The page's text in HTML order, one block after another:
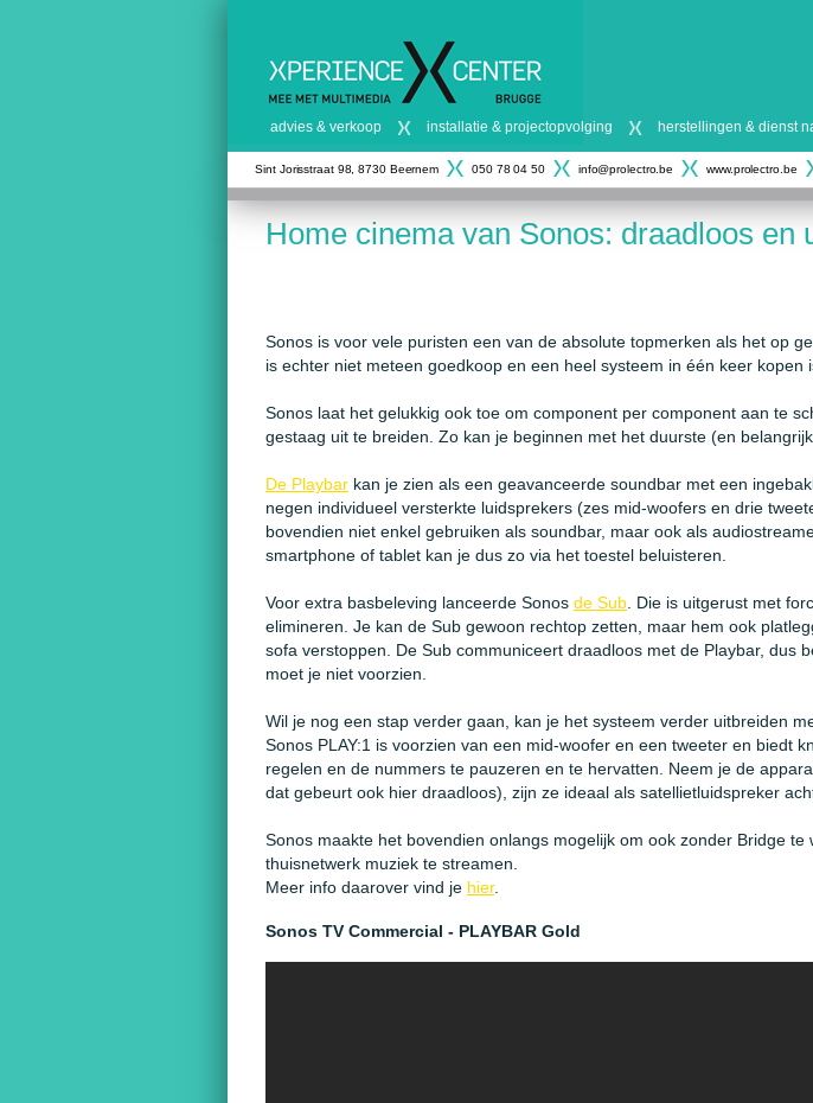
advies & verkoop installatie & projectopvolging herstellingen & dienst
Sint Jorisstraat 98, 8730 Beernem 050 78 04 50 info@prolectro.be www.prolectro.be
Home cinema van Sonos: draadloos en
Sonos is voor vele puristen een van de absolute topmerken als het op
is echter niet meteen goedkoop en een heel systeem in één keer kopen
Sonos laat het gelukkig ook toe om component per component aan te
gestaag uit te breiden. Zo kan je beginnen met het duurste (en
De Playbar kan je zien als een geavanceerde soundbar met een
negen individueel versterkte luidsprekers (zes mid-woofers en drie
bovendien niet enkel gebruiken als soundbar, maar ook als
smartphone of tablet kan je dus zo via het toestel beluisteren.
Voor extra basbeleving lanceerde Sonos de Sub . Die is uitgerust met
elimineren. Je kan de Sub gewoon rechtop zetten, maar hem ook
sofa verstoppen. De Sub communiceert draadloos met de Playbar, dus
moet je niet voorzien.
Wil je nog een stap verder gaan, kan je het systeem verder uitbreiden
Sonos PLAY:1 is voorzien van een mid-woofer en een tweeter en biedt
regelen en de nummers te pauzeren en te hervatten. Neem je de
dat gebeurt ook hier draadloos), zijn ze ideaal als satellietluidspreker
Sonos maakte het bovendien onlangs mogelijk om ook zonder Bridge te
thuisnetwerk muziek te streamen.
Meer info daarover vind je hier.
Sonos TV Commercial - PLAYBAR Gold